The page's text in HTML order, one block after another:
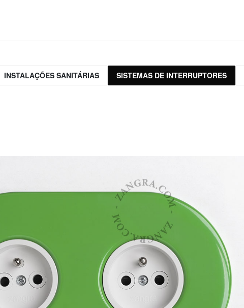
INSTALAÇÕES SANITÁRIAS SISTEMAS DE INTERRUPTORES